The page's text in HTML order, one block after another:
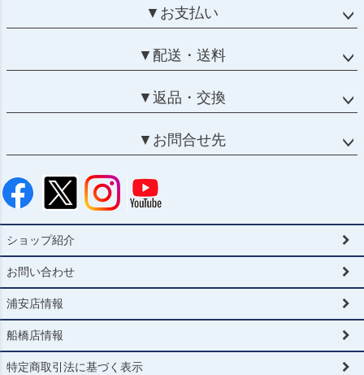
▼お支払い
▼配送・送料
▼返品・交換
▼お問合せ先
ショップ紹介
お問い合わせ
浦安店情報
船橋店情報
特定商取引法に基づく表示